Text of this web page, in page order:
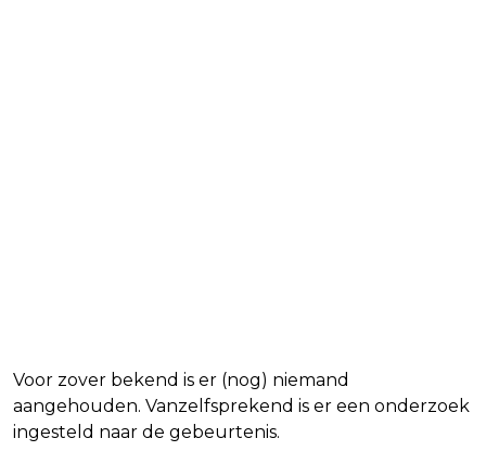
Voor zover bekend is er (nog) niemand
aangehouden. Vanzelfsprekend is er een onderzoek
ingesteld naar de gebeurtenis.